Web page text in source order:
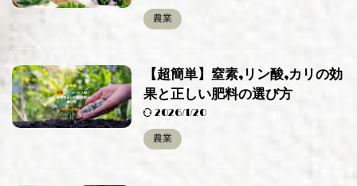
農業
【超簡単】窒素,リン酸,カリの効
果と正しい肥料の選び方
2026/1/20
農業